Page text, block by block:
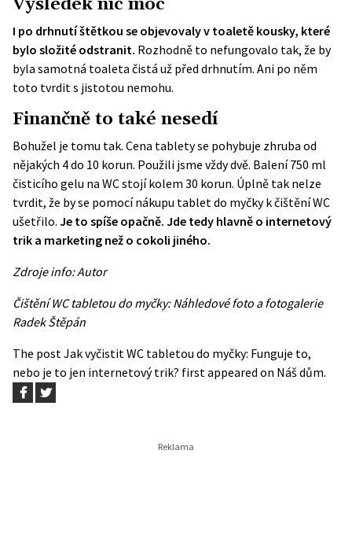
I po drhnutí štětkou se objevovaly v toaletě kousky, které
bylo složité odstranit. Rozhodně to nefungovalo tak, že by
byla samotná toaleta čistá už před drhnutím. Ani po něm
toto tvrdit s jistotou nemohu.
Finančně to také nesedí
Bohužel je tomu tak. Cena tablety se pohybuje zhruba od
nějakých 4 do 10 korun. Použili jsme vždy dvě. Balení 750 ml
čisticího gelu na WC stojí kolem 30 korun. Úplně tak nelze
tvrdit, že by se pomocí nákupu tablet do myčky k čištění WC
ušetřilo. Je to spíše opačně. Jde tedy hlavně o internetový
trik a marketing než o cokoli jiného.
Zdroje info: Autor
Čištění WC tabletou do myčky: Náhledové foto a fotogalerie
Radek Štěpán
The postJak vyčistit WC tabletou do myčky: Funguje to,
nebo je to jen internetový trik? first appeared on Náš dům.